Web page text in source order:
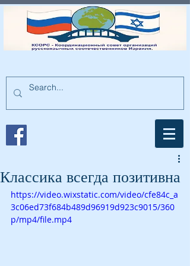
Классика всегда позитивна
https://video.wixstatic.com/video/cfe84c_a
3c06ed73f684b489d96919d923c9015/360
p/mp4/file.mp4